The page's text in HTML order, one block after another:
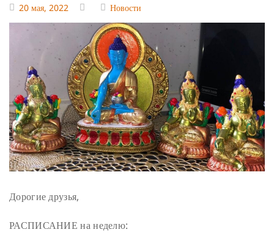
20 мая, 2022 Новости
Дорогие друзья,
РАСПИСАНИЕ на неделю: